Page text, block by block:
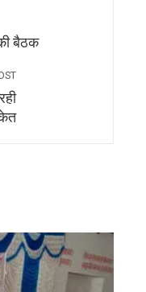
बैठक